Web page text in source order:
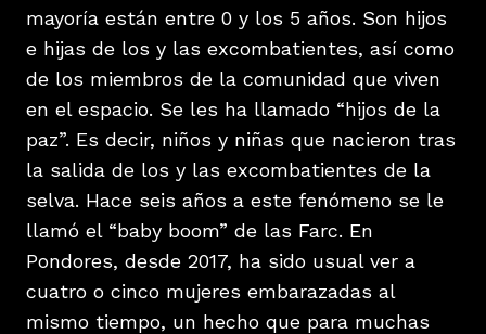
mayoría están entre 0 y los 5 años. Son hijos
e hijas de los y las excombatientes, así como
de los miembros de la comunidad que viven
en el espacio. Se les ha llamado “hijos de la
paz”. Es decir, niños y niñas que nacieron tras
la salida de los y las excombatientes de la
selva. Hace seis años a este fenómeno se le
llamó el “baby boom” de las Farc. En
Pondores, desde 2017, ha sido usual ver a
cuatro o cinco mujeres embarazadas al
mismo tiempo, un hecho que para muchas